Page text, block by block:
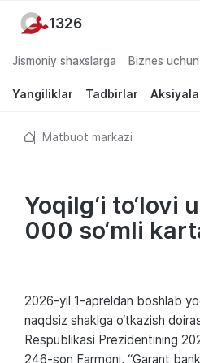
Jismoniy shaxslarga Biznes uchun
Yangiliklar Tadbirlar
1326
Matbuot markazi
Yoqilg‘i to‘lovi
000 so‘mli
2026-yil 1-apreldan boshlab
naqdsiz shaklga o‘tkazish
Respublikasi Prezidentining
246-son Farmoni, “Garant